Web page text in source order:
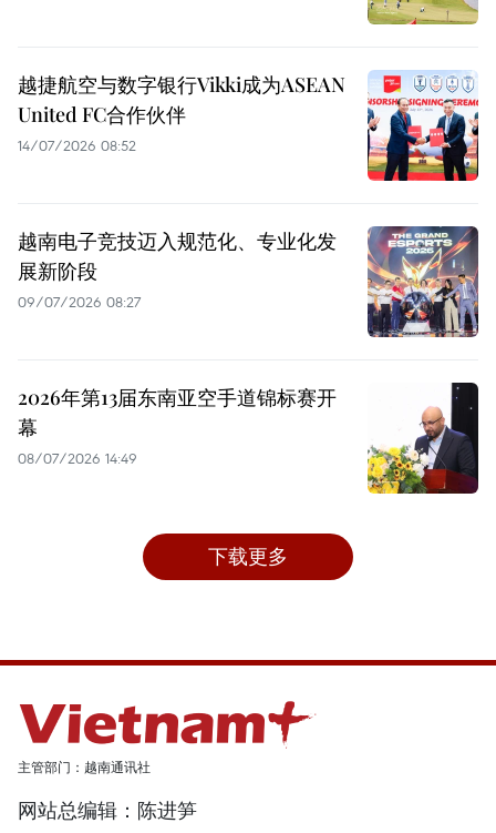
越捷航空与数字银行Vikki成为ASEAN
United FC合作伙伴
14/07/2026 08:52
越南电子竞技迈入规范化、专业化发
展新阶段
09/07/2026 08:27
2026年第13届东南亚空手道锦标赛开
幕
08/07/2026 14:49
下载更多
主管部门：越南通讯社
网站总编辑：陈进笋